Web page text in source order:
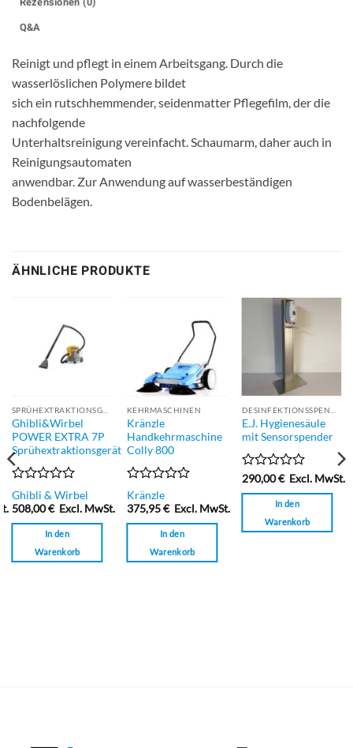
Q&A
Reinigt und pflegt in einem Arbeitsgang. Durch die
wasserlöslichen Polymere bildet
sich ein rutschhemmender, seidenmatter Pflegefilm, der die
nachfolgende
Unterhaltsreinigung vereinfacht. Schaumarm, daher auch in
Reinigungsautomaten
anwendbar. Zur Anwendung auf wasserbeständigen
Bodenbelägen.
ÄHNLICHE PRODUKTE
Ghibli&Wirbel
POWER EXTRA 7P
Sprühextraktionsgerät
Bewertet
mit
0
Ghibli & Wirbel
508,00€ Excl. MwSt.
In den
Warenkorb
KEHRMASCHINEN
Kränzle
Handkehrmaschine
Colly 800
Bewertet
mit
0
Kränzle
375,95€ Excl. MwSt.
In den
Warenkorb
E.J. Hygienesäule
mit Sensorspender
Bewertet
mit
5
290,00€ Excl. MwSt.
In den
Warenkorb